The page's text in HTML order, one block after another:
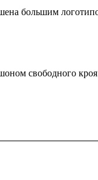
большим
свободного кроя